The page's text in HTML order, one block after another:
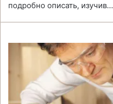
подробно описать, изучив…